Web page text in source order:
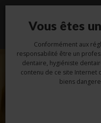
Vous êtes
Conformément aux
responsabilité être un
dentaire, hygiéniste
contenu de ce site Internet
biens